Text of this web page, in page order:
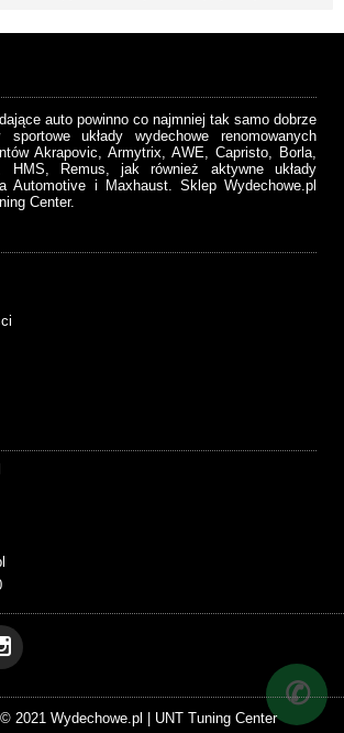
✆
auto powinno co najmniej tak samo dobrze
sportowe układy wydechowe renomowanych
Akrapovic, Armytrix, AWE, Capristo, Borla,
HMS, Remus, jak również aktywne układy
Automotive i Maxhaust. Sklep Wydechowe.pl
Center.
2021 Wydechowe.pl | UNT Tuning Center